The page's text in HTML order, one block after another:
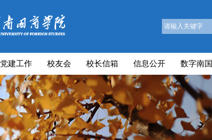
党建工作 校友会 校长信箱 信息公开 数字南国